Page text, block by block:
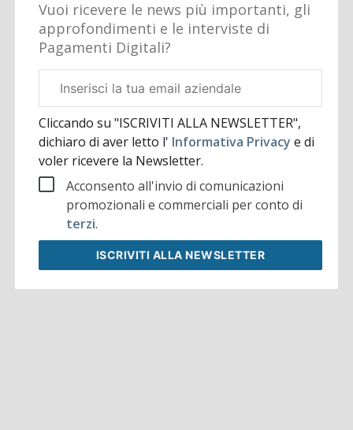
Vuoi ricevere le news più importanti, gli
approfondimenti e le interviste di
Pagamenti Digitali?
aziendale
Cliccando su "ISCRIVITI ALLA NEWSLETTER",
dichiaro di aver letto l' Informativa Privacye di
voler ricevere la Newsletter.
Acconsento all'invio di comunicazioni
promozionali e commerciali per conto di
terzi.
ISCRIVITI ALLA NEWSLETTER